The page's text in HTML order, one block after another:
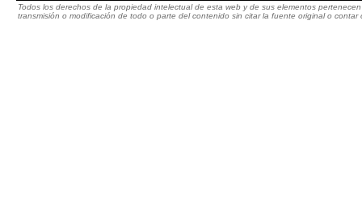
Todos los derechos de la propiedad intelectual de esta web y de sus elementos
transmisión o modificación de todo o parte del contenido sin citar la fuente original o